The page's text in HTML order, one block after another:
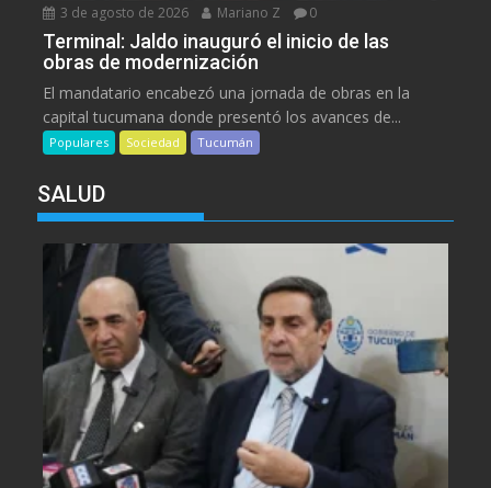
3 de agosto de 2026 Mariano Z 0
Terminal: Jaldo inauguró el inicio de las
obras de modernización
El mandatario encabezó una jornada de obras en la
capital tucumana donde presentó los avances de...
Populares Sociedad Tucumán
SALUD